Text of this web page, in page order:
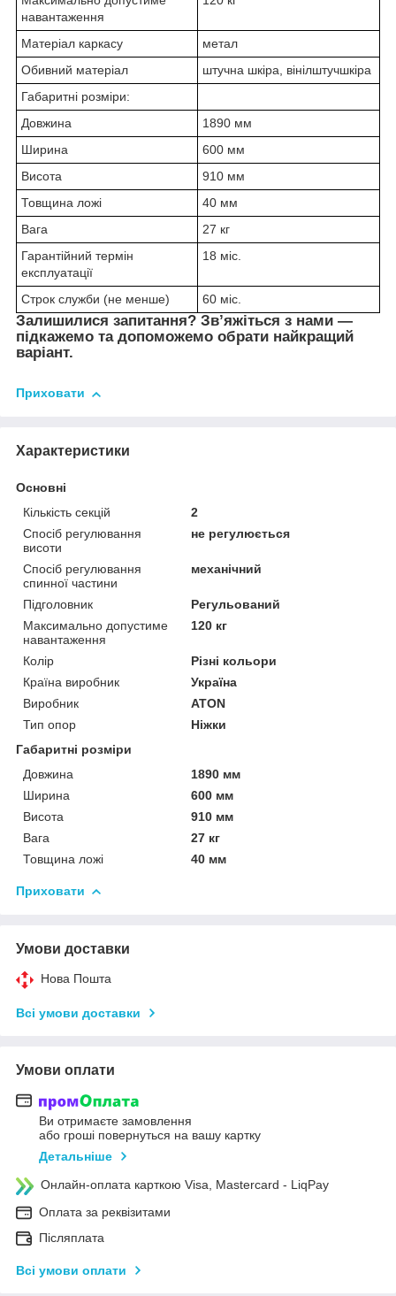
навантаження
Матеріал каркасу
метал
Обивний матеріал
штучна шкіра, вінілштучшкіра
Габаритні розміри:
Довжина
1890 мм
Ширина
600 мм
Висота
910 мм
Товщина ложі
40 мм
Вага
27 кг
Гарантійний термін
експлуатації
18 міс.
Строк служби (не менше) 60 міс.
Залишилися запитання? Зв’яжіться з нами —
підкажемо та допоможемо обрати найкращий
варіант.
Приховати
Характеристики
Основні
Кількість секцій
2
Спосіб регулювання
висоти
не регулюється
Спосіб регулювання
спинної частини
механічний
Підголовник
Регульований
Максимально допустиме
навантаження
120 кг
Колір
Різні кольори
Країна виробник
Україна
Виробник
ATON
Тип опор
Ніжки
Габаритні розміри
Довжина
1890 мм
Ширина
600 мм
Висота
910 мм
Вага
27 кг
Товщина ложі
40 мм
Приховати
Умови доставки
Нова Пошта
Всі умови доставки
Умови оплати
Ви отримаєте замовлення
або гроші повернуться на вашу картку
Детальніше
Онлайн-оплата карткою Visa, Mastercard - LiqPay
Оплата за реквізитами
Післяплата
Всі умови оплати